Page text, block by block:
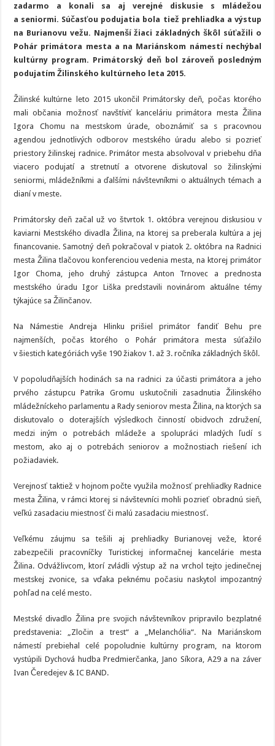
samosprávy
pre
verejnosť
zadarmo a konali sa aj verejné diskusie s mládežou
a seniormi. Súčasťou podujatia bola tiež prehliadka a výstup
na Burianovu vežu. Najmenší žiaci základných škôl súťažili o
Pohár primátora mesta a na Mariánskom námestí nechýbal
kultúrny program. Primátorský deň bol zároveň posledným
podujatím Žilinského kultúrneho leta 2015.
Žilinské kultúrne leto 2015 ukončil Primátorsky deň, počas ktorého
mali občania možnosť navštíviť kanceláriu primátora mesta Žilina
Igora Chomu na mestskom úrade, oboznámiť sa s pracovnou
agendou jednotlivých odborov mestského úradu alebo si pozrieť
priestory žilinskej radnice. Primátor mesta absolvoval v priebehu dňa
viacero podujatí a stretnutí a otvorene diskutoval so žilinskými
seniormi, mládežníkmi a ďalšími návštevníkmi o aktuálnych témach a
dianí v meste.
Primátorsky deň začal už vo štvrtok 1. októbra verejnou diskusiou v
kaviarni Mestského divadla Žilina, na ktorej sa preberala kultúra a jej
financovanie. Samotný deň pokračoval v piatok 2. októbra na Radnici
mesta Žilina tlačovou konferenciou vedenia mesta, na ktorej primátor
Igor Choma, jeho druhý zástupca Anton Trnovec a prednosta
mestského úradu Igor Liška predstavili novinárom aktuálne témy
týkajúce sa Žilinčanov.
Na Námestie Andreja Hlinku prišiel primátor fandiť Behu pre
najmenších, počas ktorého o Pohár primátora mesta súťažilo
v šiestich kategóriách vyše 190 žiakov 1. až 3. ročníka základných škôl.
V popoludňajších hodinách sa na radnici za účasti primátora a jeho
prvého zástupcu Patrika Gromu uskutočnili zasadnutia Žilinského
mládežníckeho parlamentu a Rady seniorov mesta Žilina, na ktorých sa
diskutovalo o doterajších výsledkoch činností obidvoch združení,
medzi iným o potrebách mládeže a spolupráci mladých ľudí s
mestom, ako aj o potrebách seniorov a možnostiach riešení ich
požiadaviek.
Verejnosť taktiež v hojnom počte využila možnosť prehliadky Radnice
mesta Žilina, v rámci ktorej si návštevníci mohli pozrieť obradnú sieň,
veľkú zasadaciu miestnosť či malú zasadaciu miestnosť.
Veľkému záujmu sa tešili aj prehliadky Burianovej veže, ktoré
zabezpečili pracovníčky Turistickej informačnej kancelárie mesta
Žilina. Odvážlivcom, ktorí zvládli výstup až na vrchol tejto jedinečnej
mestskej zvonice, sa vďaka peknému počasiu naskytol impozantný
pohľad na celé mesto.
Mestské divadlo Žilina pre svojich návštevníkov pripravilo bezplatné
predstavenia: „Zločin a trest“ a „Melanchólia“. Na Mariánskom
námestí prebiehal celé popoludnie kultúrny program, na ktorom
vystúpili Dychová hudba Predmierčanka, Jano Síkora, A29 a na záver
Ivan Čeredejev & IC BAND.